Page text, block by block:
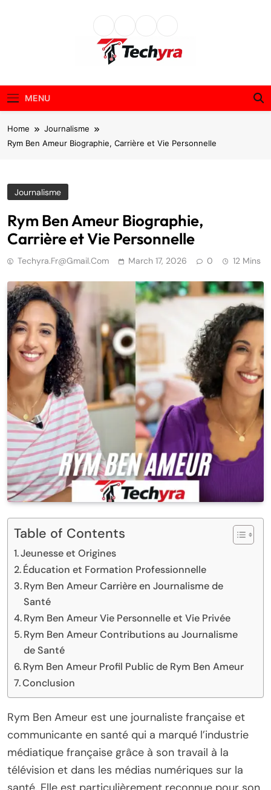
techyra.fr
MENU
Home
Journalisme
Rym Ben Ameur Biographie, Carrière et Vie Personnelle
Journalisme
Rym Ben Ameur Biographie,
Carrière et Vie Personnelle
Techyra.fr@gmail.com March 17, 2026 0 12 Mins
Table of Contents
Jeunesse et Origines
Éducation et Formation Professionnelle
Rym Ben Ameur Carrière en Journalisme de
Santé
Rym Ben Ameur Vie Personnelle et Vie Privée
Rym Ben Ameur Contributions au Journalisme
de Santé
Rym Ben Ameur Profil Public de Rym Ben Ameur
Conclusion
Rym Ben Ameur est une journaliste française et
communicante en santé qui a marqué l’industrie
médiatique française grâce à son travail à la
télévision et dans les médias numériques sur la